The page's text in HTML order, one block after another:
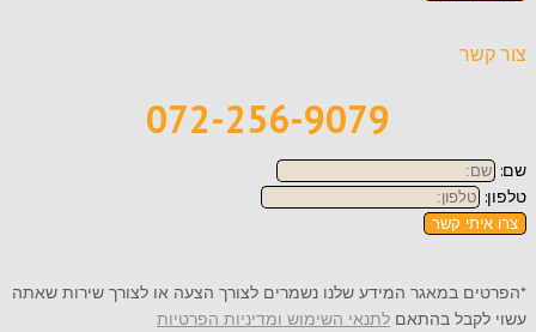
072-256-9079
קשר
במאגר המידע שלנו נשמרים לצורך הצעה או לצורך שירות שאתה
בהתאם לתנאי השימוש ומדיניות הפרטיות